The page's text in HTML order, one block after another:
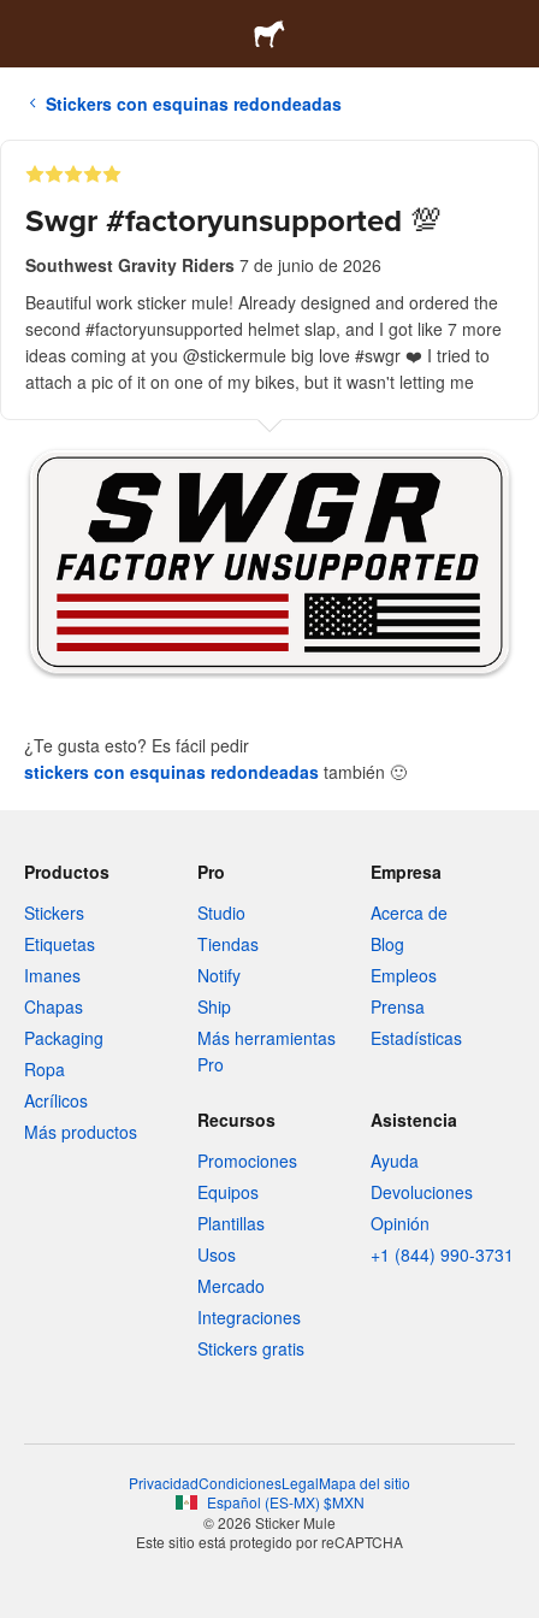
Stickers con esquinas redondeadas
Swgr #factoryunsupported 💯
Southwest Gravity Riders 7 de junio de 2026
Beautiful work sticker mule! Already designed and ordered the
second #factoryunsupported helmet slap, and I got like 7 more
ideas coming at you @stickermule big love #swgr ❤️ I tried to
attach a pic of it on one of my bikes, but it wasn't letting me
¿Te gusta esto? Es fácil pedir
stickers con esquinas redondeadas también 🙂
Productos
Stickers
Etiquetas
Imanes
Chapas
Packaging
Ropa
Acrílicos
Más productos
Pro
Studio
Tiendas
Notify
Ship
Más herramientas
Pro
Empresa
Acerca de
Blog
Empleos
Prensa
Estadísticas
Recursos
Promociones
Equipos
Plantillas
Usos
Mercado
Integraciones
Stickers gratis
Asistencia
Ayuda
Devoluciones
Opinión
+1 (844) 990-3731
PrivacidadCondicionesLegalMapa del sitio
Español (ES-MX) $MXN
© 2026 Sticker Mule
Este sitio está protegido por reCAPTCHA